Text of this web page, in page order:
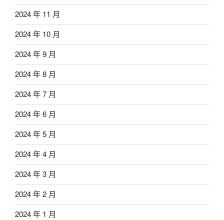
2024 年 11 月
2024 年 10 月
2024 年 9 月
2024 年 8 月
2024 年 7 月
2024 年 6 月
2024 年 5 月
2024 年 4 月
2024 年 3 月
2024 年 2 月
2024 年 1 月